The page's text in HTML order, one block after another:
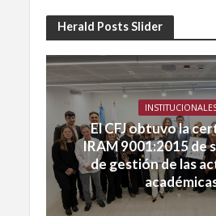
Herald Posts Slider
El CFJ obtuvo la
IRAM 9001:2015 de
de gestión de las